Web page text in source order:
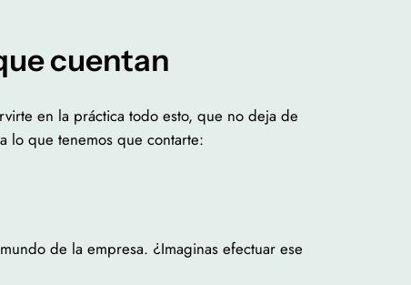
cuentan
en la práctica todo esto, que no deja de
lo que tenemos que contarte:
de la empresa. ¿Imaginas efectuar ese